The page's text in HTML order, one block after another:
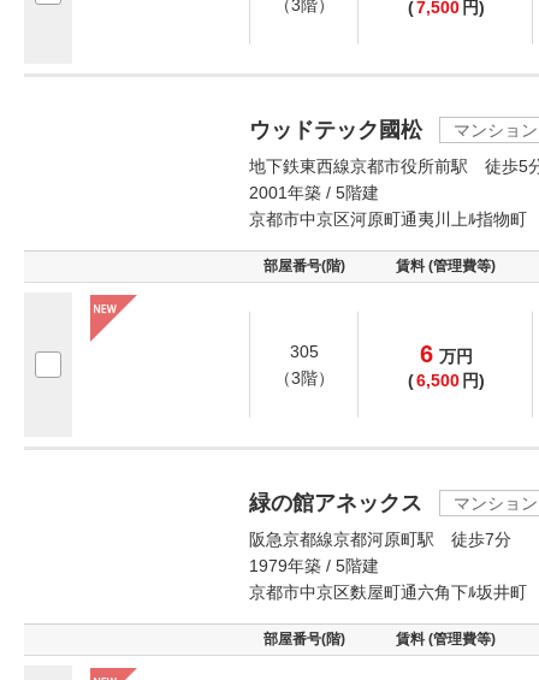
（3階）
(7,500 円)
ウッドテック國松
マンション
地下鉄東西線京都市役所前駅 徒歩5
2001年築 / 5階建
京都市中京区河原町通夷川上ﾙ指物町
部屋番号(階) 賃料 (管理費等)
305
（3階）
6 万円
(6,500 円)
緑の館アネックス
マンション
阪急京都線京都河原町駅 徒歩7分
1979年築 / 5階建
京都市中京区麩屋町通六角下ﾙ坂井町
部屋番号(階) 賃料 (管理費等)